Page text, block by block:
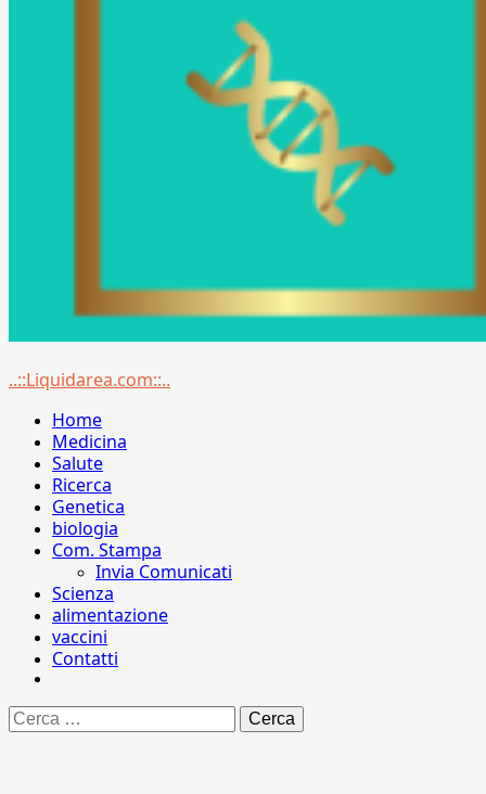
Menu
..::Liquidarea.com::..
Home
Medicina
Salute
Ricerca
Genetica
biologia
Com. Stampa
Invia Comunicati
Scienza
alimentazione
vaccini
Contatti
Ricerca
per: